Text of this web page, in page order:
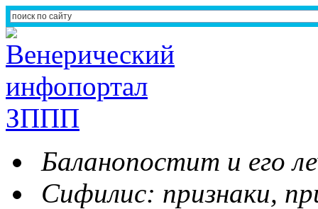
Баланопостит и его
Сифилис: признаки,